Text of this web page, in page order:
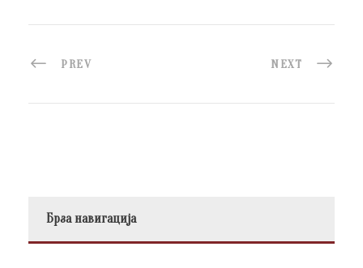
PREV NEXT
Брза навигација